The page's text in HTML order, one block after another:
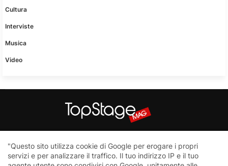
Cultura
Interviste
Musica
Video
aggiornato senza nessuna periodicità. Non può pertanto
considerarsi un prodotto editoriale ai sensi della legge n.62 del
"Questo sito utilizza cookie di Google per erogare i propri
servizi e per analizzare il traffico. Il tuo indirizzo IP e il tuo